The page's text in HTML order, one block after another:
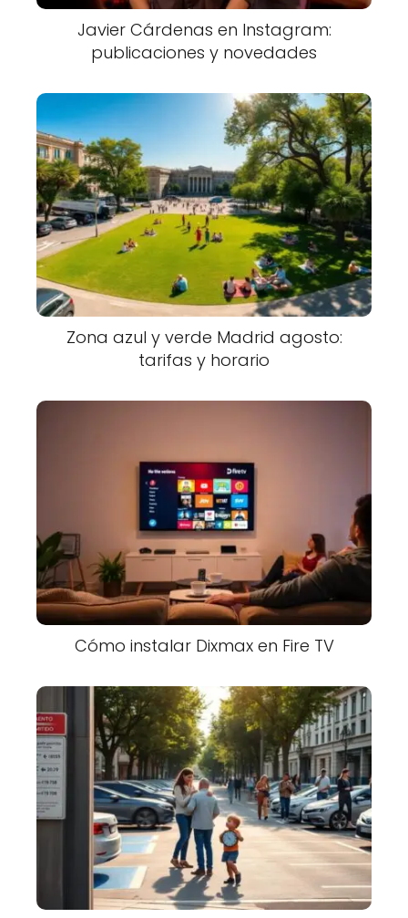
Javier Cárdenas en Instagram:
publicaciones y novedades
Zona azul y verde Madrid agosto:
tarifas y horario
Cómo instalar Dixmax en Fire TV